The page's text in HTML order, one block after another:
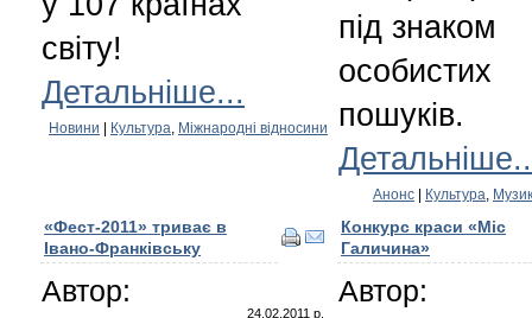
світу!
Детальніше...
Новини | Культура Міжнародні відносини
під знаком
особистих
пошуків.
Анонс | Культура
«Фест-2011» триває в
Івано-Франківську
Автор:
24.02.2011 р.
Конкурс краси «Міс
Галичина»
Автор: